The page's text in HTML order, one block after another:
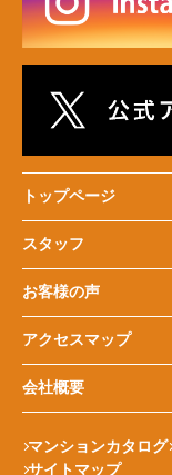
トップページ
スタッフ
お客様の声
アクセスマップ
会社概要
マンションカタログ
サイトマップ